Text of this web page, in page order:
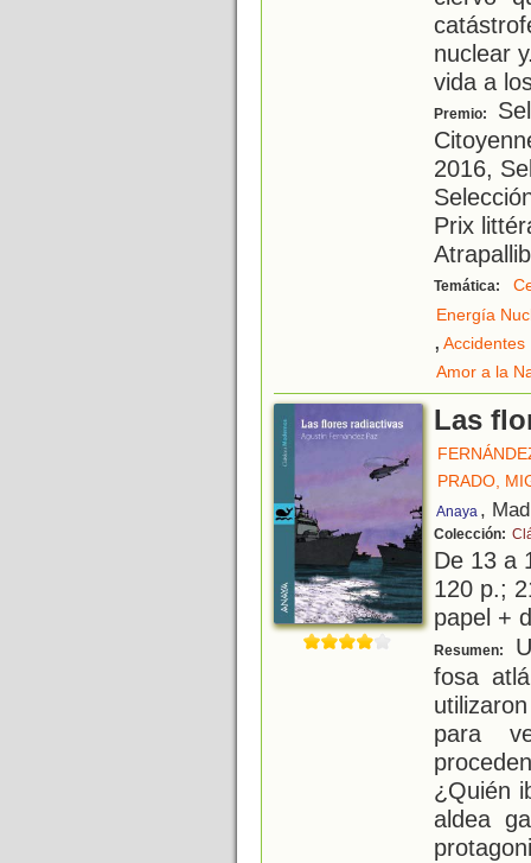
nuclear
vida a
Premio:
2016,
Prix
Temática:
Energía
, Accidentes
Amor a la
Las
PRADO,
Anaya ,
Colección:
De 13 a
120 p.;
papel +
Resumen:
fosa
para
¿Quién
aldea